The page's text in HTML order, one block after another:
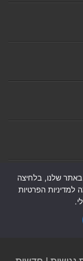
שלנו, בלחיצה
הפרטיות